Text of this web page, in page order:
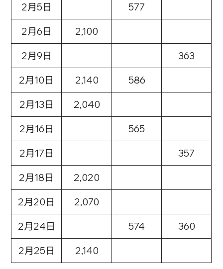
2月5日 577
2月6日 2,100
2月9日 363
2月10日 2,140 586
2月13日 2,040
2月16日 565
2月17日 357
2月18日 2,020
2月20日 2,070
2月24日 574 360
2月25日 2,140